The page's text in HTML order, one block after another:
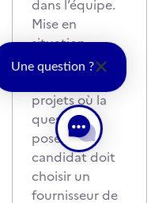
dans l’équipe.
Mise en
situation
professionnelle
projets où la
question se
pose, le
candidat doit
choisir un
fournisseur de
Une question ?